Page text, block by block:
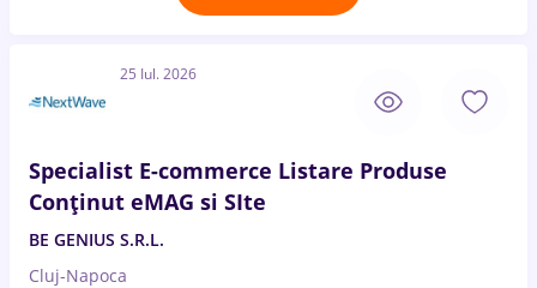
25 Iul. 2026
Specialist E-commerce Listare Produse
Conținut eMAG si SIte
BE GENIUS S.R.L.
Cluj-Napoca